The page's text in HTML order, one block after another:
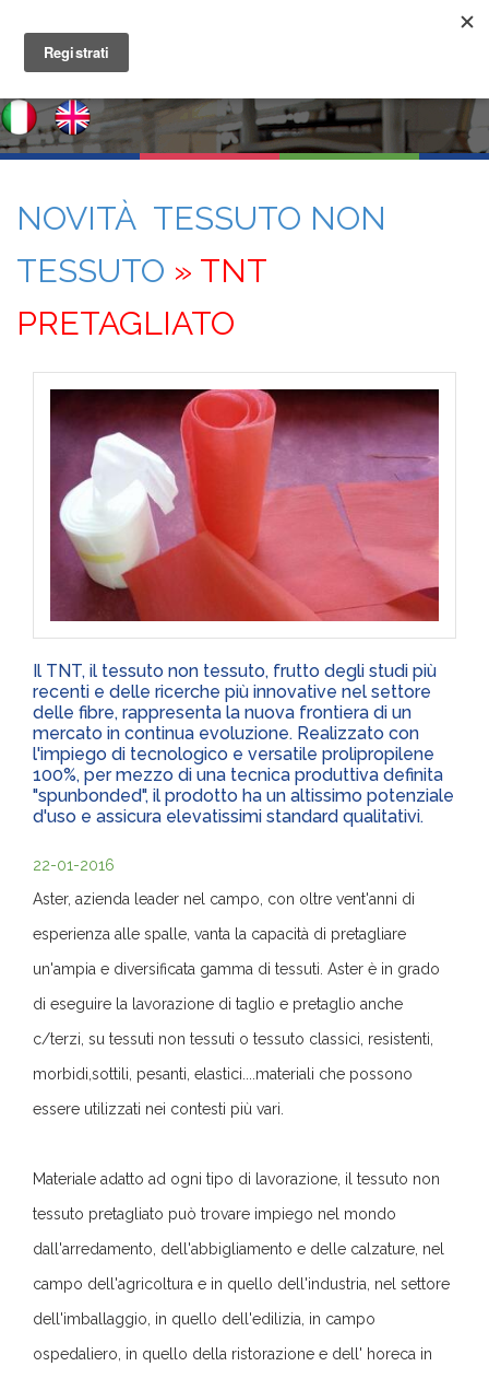
NOVITÀ TESSUTO NON
TESSUTO » TNT
PRETAGLIATO
Il TNT, il tessuto non tessuto, frutto degli studi più
recenti e delle ricerche più innovative nel settore
delle fibre, rappresenta la nuova frontiera di un
mercato in continua evoluzione. Realizzato con
l'impiego di tecnologico e versatile prolipropilene
100%, per mezzo di una tecnica produttiva definita
"spunbonded", il prodotto ha un altissimo potenziale
d'uso e assicura elevatissimi standard qualitativi.
22-01-2016
Aster, azienda leader nel campo, con oltre vent'anni di
esperienza alle spalle, vanta la capacità di pretagliare
un'ampia e diversificata gamma di tessuti. Aster è in grado
di eseguire la lavorazione di taglio e pretaglio anche
c/terzi, su tessuti non tessuti o tessuto classici, resistenti,
morbidi,sottili, pesanti, elastici....materiali che possono
essere utilizzati nei contesti più vari.
Materiale adatto ad ogni tipo di lavorazione, il tessuto non
tessuto pretagliato può trovare impiego nel mondo
dall'arredamento, dell'abbigliamento e delle calzature, nel
campo dell'agricoltura e in quello dell'industria, nel settore
dell'imballaggio, in quello dell'edilizia, in campo
ospedaliero, in quello della ristorazione e dell' horeca in